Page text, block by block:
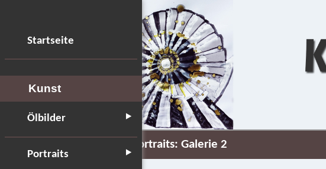
Startseite
Kunst
Ölbilder ‣
Portraits ‣
Portraits: Galerie 2